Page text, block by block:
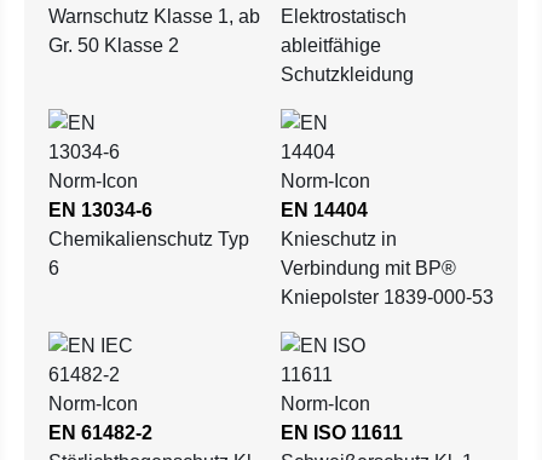
Warnschutz Klasse 1, ab
Gr. 50 Klasse 2
Elektrostatisch
ableitfähige
Schutzkleidung
EN 13034-6
Chemikalienschutz Typ
6
EN 14404
Knieschutz in
Verbindung mit BP®
Kniepolster 1839-000-53
EN 61482-2
EN ISO 11611